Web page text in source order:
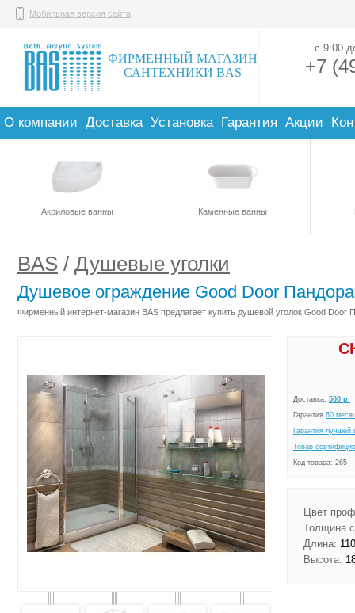
ФИРМЕННЫЙ МАГАЗИН
САНТЕХНИКИ BAS
Мобильная версия сайта
+7
с 9:00
О компании Доставка Установка Гарантия Акции
Акриловые ванны Каменные ванны
BAS / Душевые уголки
Душевое ограждение Good Door
Фирменный интернет-магазин BAS предлагает купить душевой уголок Good
Доставка: 500 р.
Гарантия 60
Гарантия лучшей
Товар
Код товара: 265
Цвет
Толщина
Длина:
Высота: